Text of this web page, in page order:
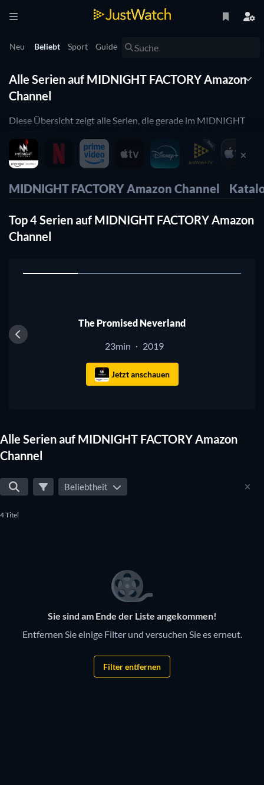
Neu Beliebt Sport Guide
Alle Serien auf MIDNIGHT FACTORY Amazon
Channel
Diese Übersicht zeigt alle Serien, die gerade im MIDNIGHT
haben die Filme nach Beliebtheit sortiert, die Filme, die am
meisten geschaut werden sind also ganz oben. Du kannst
Bewertung sortieren und so die für dich passenden Serien
MIDNIGHT FACTORY Amazon Channel
Top 4 Serien auf MIDNIGHT FACTORY Amazon
Channel
1
The Promised Neverland
23min · 2019
Jetzt anschauen
Alle Serien auf MIDNIGHT FACTORY Amazon
Channel
Beliebtheit
4 Titel
Sie sind am Ende der Liste angekommen!
Entfernen Sie einige Filter und versuchen Sie es erneut.
Filter entfernen